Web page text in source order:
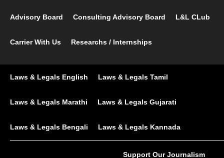
Advisory Board Consulting Advisory Board L&L CLub
Carrier With Us Researchs / Internships
Laws & Legals English Laws & Legals Tamil
Laws & Legals Marathi Laws & Legals Gujarati
Laws & Legals Bengali Laws & Legals Kannada
Support Our Journalism